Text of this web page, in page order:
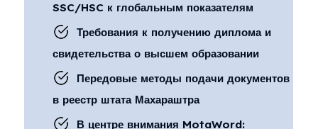
SSC/HSC к глобальным показателям
Требования к получению диплома и
свидетельства о высшем образовании
Передовые методы подачи документов
в реестр штата Махараштра
В центре внимания MotaWord: